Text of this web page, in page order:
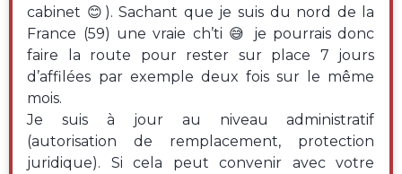
cabinet 😊). Sachant que je suis du nord de la
France (59) une vraie ch’ti 😅 je pourrais donc
faire la route pour rester sur place 7 jours
d’affilées par exemple deux fois sur le même
mois.
Je suis à jour au niveau administratif
(autorisation de remplacement, protection
juridique). Si cela peut convenir avec votre